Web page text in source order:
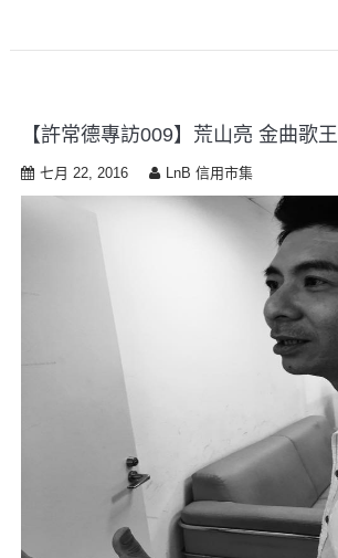
【許常德專訪009】荒山亮 金曲歌王
七月 22, 2016 LnB 信用市集